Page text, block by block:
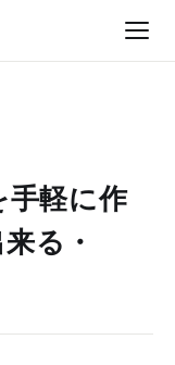
手軽に作
る・